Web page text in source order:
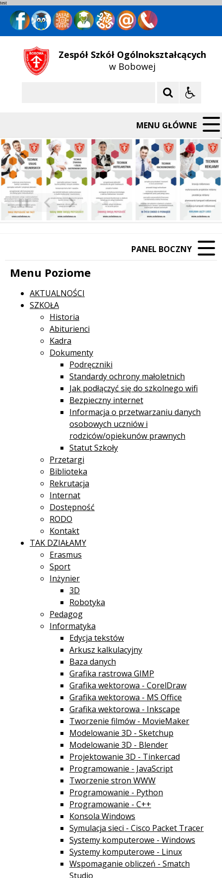
test
Zespół Szkół Ogólnokształcących
w Bobowej
MENU GŁÓWNE
Poprzedni Element
Następny Element
❚❚
PANEL BOCZNY
Menu Poziome
AKTUALNOŚCI
SZKOŁA
Historia
Abiturienci
Kadra
Dokumenty
Podręczniki
Standardy ochrony małoletnich
Jak podłączyć się do szkolnego wifi
Bezpieczny internet
Informacja o przetwarzaniu danych
osobowych uczniów i
rodziców/opiekunów prawnych
Statut Szkoły
Przetargi
Biblioteka
Rekrutacja
Internat
Dostępność
RODO
Kontakt
TAK DZIAŁAMY
Erasmus
Sport
Inżynier
3D
Robotyka
Pedagog
Informatyka
Edycja tekstów
Arkusz kalkulacyjny
Baza danych
Grafika rastrowa GIMP
Grafika wektorowa - CorelDraw
Grafika wektorowa - MS Office
Grafika wektorowa - Inkscape
Tworzenie filmów - MovieMaker
Modelowanie 3D - Sketchup
Modelowanie 3D - Blender
Projektowanie 3D - Tinkercad
Programowanie - JavaScript
Tworzenie stron WWW
Programowanie - Python
Programowanie - C++
Konsola Windows
Symulacja sieci - Cisco Packet Tracer
Systemy komputerowe - Windows
Systemy komputerowe - Linux
Wspomaganie obliczeń - Smatch
Studio